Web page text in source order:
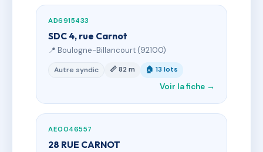
AD6915433
SDC 4, rue Carnot
📍 Boulogne-Billancourt (92100)
Autre syndic 📏 82 m 🏠 13 lots
Voir la fiche →
AE0046557
28 RUE CARNOT